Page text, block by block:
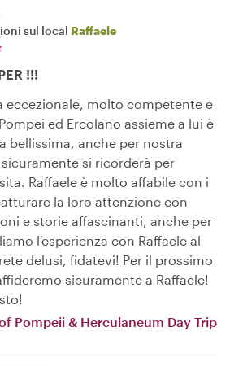
sul local Raffaele
!!!
eccezionale, molto competente e
ed Ercolano assieme a lui è
bellissima, anche per nostra
si ricorderà per
Raffaele è molto affabile con i
la loro attenzione con
e storie affascinanti, anche per
l'esperienza con Raffaele al
delusi, fidatevi! Per il prossimo
sicuramente a Raffaele!
Pompeii & Herculaneum Day Trip